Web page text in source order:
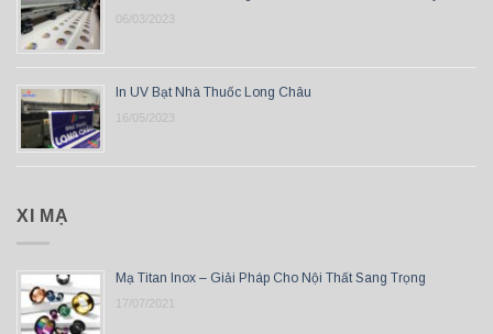
06/03/2023
In UV Bạt Nhà Thuốc Long Châu
16/05/2023
XI MẠ
Mạ Titan Inox – Giải Pháp Cho Nội Thất Sang Trọng
17/07/2021